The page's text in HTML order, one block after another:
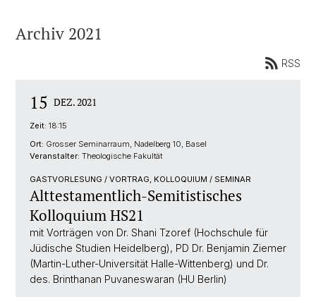
Archiv 2021
RSS
15 DEZ. 2021
Zeit: 18:15
Ort: Grosser Seminarraum, Nadelberg 10, Basel
Veranstalter: Theologische Fakultät
GASTVORLESUNG / VORTRAG, KOLLOQUIUM / SEMINAR
Alttestamentlich-Semitistisches
Kolloquium HS21
mit Vorträgen von Dr. Shani Tzoref (Hochschule für
Jüdische Studien Heidelberg), PD Dr. Benjamin Ziemer
(Martin-Luther-Universität Halle-Wittenberg) und Dr.
des. Brinthanan Puvaneswaran (HU Berlin)